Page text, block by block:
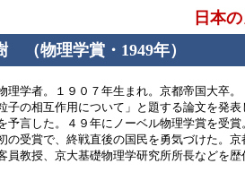
日本
（物理学賞・1949年）
理学者。１９０７年生まれ。京都帝国大卒。
子の相互作用について」と題する論文を発表
予言した。４９年にノーベル物理学賞を受賞
の受賞で、終戦直後の国民を勇気づけた。
員教授、京大基礎物理学研究所所長などを